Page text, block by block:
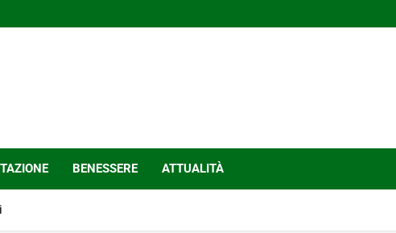
BENESSERE ATTUALITÀ